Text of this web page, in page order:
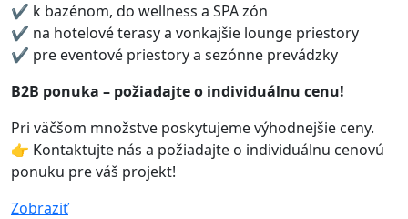
✔ k bazénom, do wellness a SPA zón
✔ na hotelové terasy a vonkajšie lounge priestory
✔ pre eventové priestory a sezónne prevádzky
B2B ponuka – požiadajte o individuálnu cenu!
Pri väčšom množstve poskytujeme výhodnejšie ceny.
👉 Kontaktujte nás a požiadajte o individuálnu cenovú
ponuku pre váš projekt!
Zobraziť